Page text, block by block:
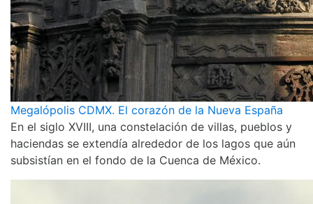
Megalópolis CDMX. El corazón de la Nueva España
En el siglo XVIII, una constelación de villas, pueblos y
haciendas se extendía alrededor de los lagos que aún
subsistían en el fondo de la Cuenca de México.